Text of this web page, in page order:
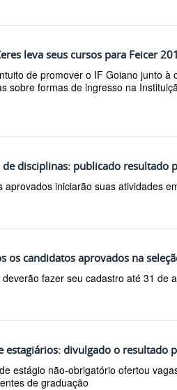
leva seus cursos para Feicer
de promover o IF Goiano junto à
sobre formas de ingresso na
disciplinas: publicado resultado
aprovados iniciarão suas atividades
os candidatos aprovados na
fazer seu cadastro até 31 de
estagiários: divulgado o resultado
estágio não-obrigatório ofertou
de graduação